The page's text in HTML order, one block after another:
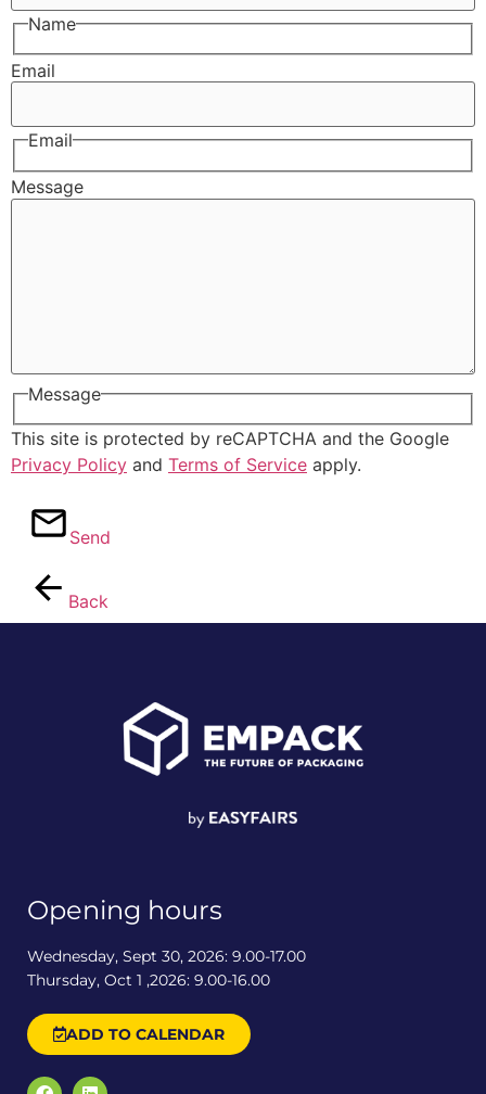
Name
Email
Email
Message
Message
This site is protected by reCAPTCHA and the Google
Privacy Policy and Terms of Service apply.
Send
Back
Opening hours
Wednesday, Sept 30, 2026: 9.00-17.00
Thursday, Oct 1 ,2026: 9.00-16.00
ADD TO CALENDAR